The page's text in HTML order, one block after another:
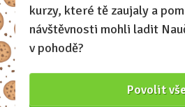
kurzy, které tě zaujaly a
návštěvnosti mohli ladit
v pohodě?
Povolit